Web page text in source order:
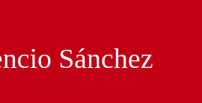
Sánchez